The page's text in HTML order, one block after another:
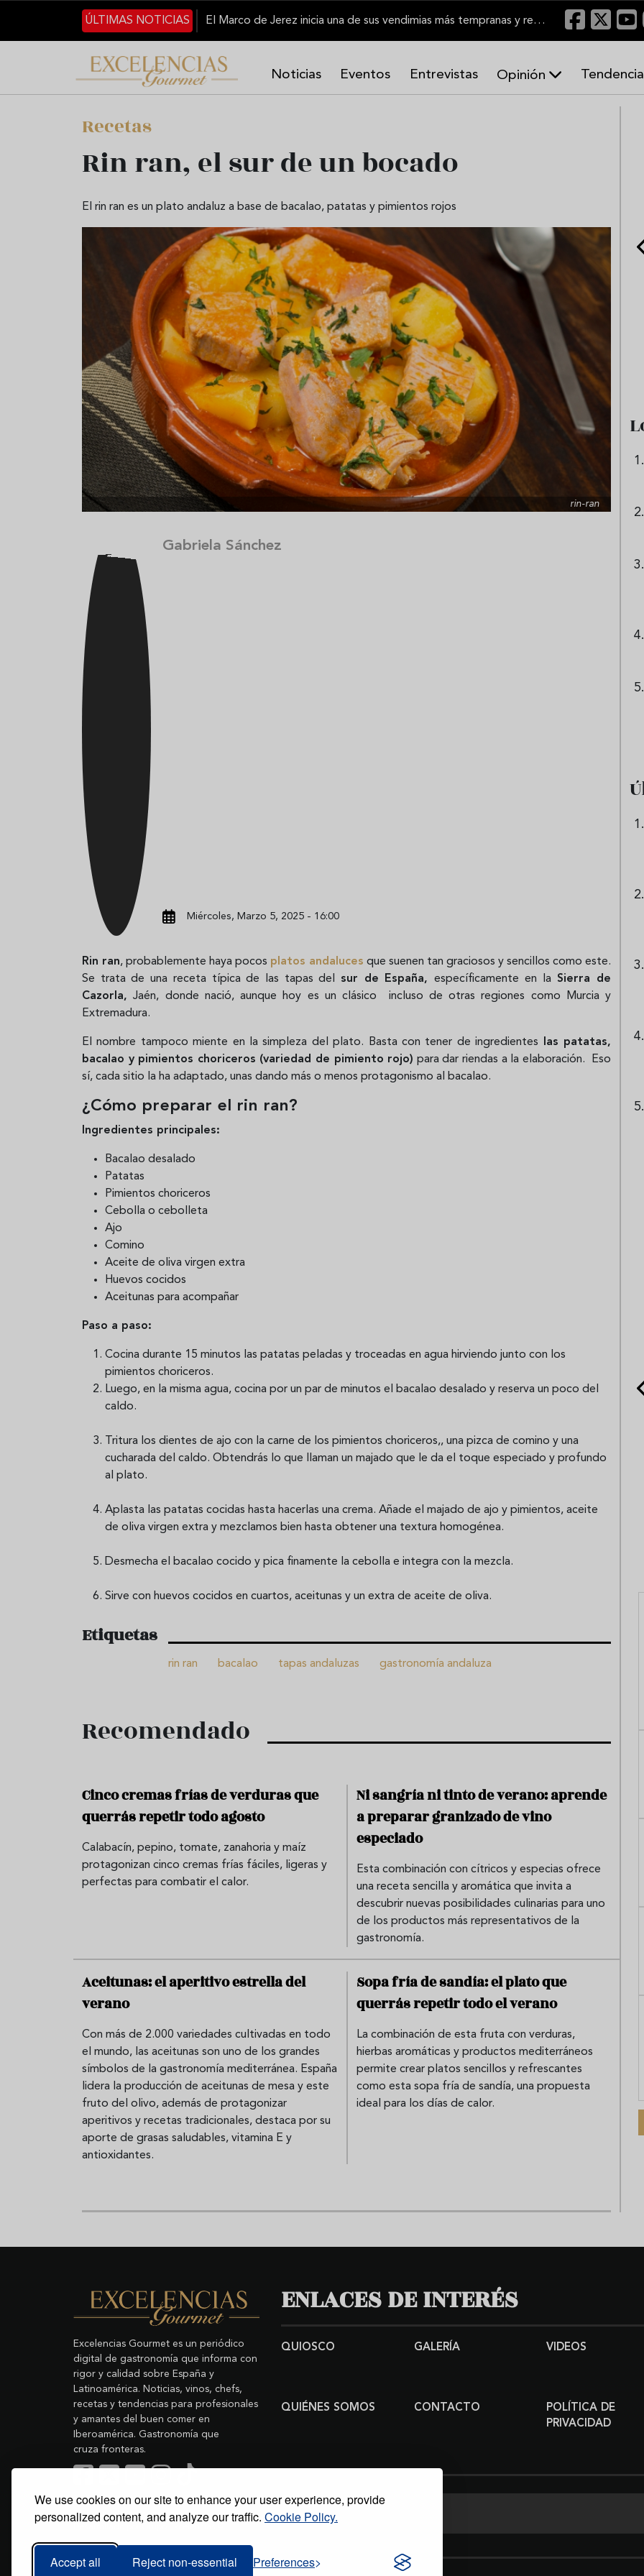
We use cookies on our site to enhance your user experience, provide
personalized content, and analyze our traffic. Cookie Policy.
Accept all Reject non-essential Preferences
Pasar al contenido principal
ÚLTIMAS NOTICIAS
El Marco de Jerez inicia una de sus vendimias más tempranas y recupera producción
Noticias Eventos Entrevistas Opinión
Recetas
Rin ran, el sur de un bocado
El rin ran es un plato andaluz a base de bacalao, patatas y pimientos rojos
rin-ran
Gabriela Sánchez
Miércoles, Marzo 5, 2025 - 16:00
Rin ran, probablemente haya pocos platos andaluces que suenen tan graciosos y sencillos como este.
Se trata de una receta típica de las tapas del sur de España,específicamente en laSierra de
Cazorla, Jaén, donde nació, aunque hoy es un clásico incluso de otras regiones como Murcia y
Extremadura.
El nombre tampoco miente en la simpleza del plato. Basta con tener de ingredientes
las patatas,
bacalao y pimientos choriceros (variedad de pimiento rojo) para dar riendas a la elaboración. Eso
sí, cada sitio la ha adaptado, unas dando más o menos protagonismo al bacalao.
¿Cómo preparar el rin ran?
Ingredientes principales:
Bacalao desalado
Patatas
Pimientos choriceros
Cebolla o cebolleta
Ajo
Comino
Aceite de oliva virgen extra
Huevos cocidos
Aceitunas para acompañar
Paso a paso:
Cocina durante 15 minutos las patatas peladas y troceadas en agua hirviendo junto con los
pimientos choriceros.
Luego, en la misma agua, cocina por un par de minutos el bacalao desalado y reserva un poco del
caldo.
Tritura los dientes de ajo con la carne de los pimientos choriceros,, una pizca de comino y una
cucharada del caldo. Obtendrás lo que llaman un majado que le da el toque especiado y profundo
al plato.
Aplasta las patatas cocidas hasta hacerlas una crema. Añade el majado de ajo y pimientos, aceite
de oliva virgen extra y mezclamos bien hasta obtener una textura homogénea.
Desmecha el bacalao cocido y pica finamente la cebolla e integra con la mezcla.
Sirve con huevos cocidos en cuartos, aceitunas y un extra de aceite de oliva.
Etiquetas
rin ran bacalao tapas andaluzas gastronomía andaluza
Recomendado
Cinco cremas frías de verduras que
querrás repetir todo agosto
Calabacín, pepino, tomate, zanahoria y maíz
protagonizan cinco cremas frías fáciles, ligeras y
perfectas para combatir el calor.
Ni sangría ni tinto de verano: aprende
a preparar granizado de vino
especiado
Esta combinación con cítricos y especias ofrece
una receta sencilla y aromática que invita a
descubrir nuevas posibilidades culinarias para uno
de los productos más representativos de la
gastronomía.
Aceitunas: el aperitivo estrella del
verano
Con más de 2.000 variedades cultivadas en todo
el mundo, las aceitunas son uno de los grandes
símbolos de la gastronomía mediterránea. España
lidera la producción de aceitunas de mesa y este
fruto del olivo, además de protagonizar
aperitivos y recetas tradicionales, destaca por su
aporte de grasas saludables, vitamina E y
antioxidantes.
Sopa fría de sandía: el plato que
querrás repetir todo el verano
La combinación de esta fruta con verduras,
hierbas aromáticas y productos mediterráneos
permite crear platos sencillos y refrescantes
como esta sopa fría de sandía, una propuesta
ideal para los días de calor.
Aceitunas: el aperitivo estrella
del verano
Sopa fría de sandía: el plato
que querrás repetir todo el
verano
Cinco cremas frías de verduras
que querrás repetir todo agosto
Excelencias Gourmet es un periódico
digital de gastronomía que informa con
rigor y calidad sobre España y
Latinoamérica. Noticias, vinos, chefs,
recetas y tendencias para profesionales
y amantes del buen comer en
Iberoamérica. Gastronomía que
cruza fronteras.
Copyright © 2011-2026 Excelencias Gourmet.
Todos los derechos reservados.
ENLACES DE INTERÉS
QUIOSCO GALERÍA VIDEOS
QUIÉNES SOMOS CONTACTO
POLÍTICA DE
PRIVACIDAD
Buscar